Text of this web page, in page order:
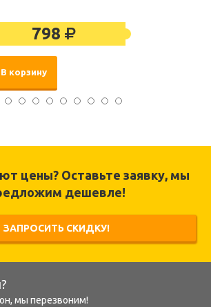
798
В корзину
цены? Оставьте заявку, мы
дешевле!
ЗАПРОСИТЬ СКИДКУ!
мы перезвоним!